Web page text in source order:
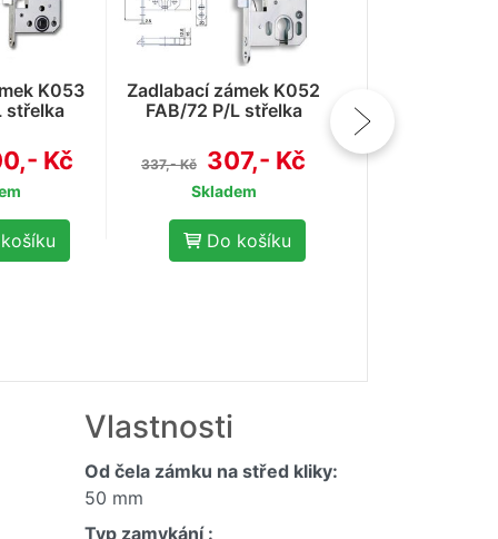
K053
střelka
Kč
Zadlabací zámek K052
FAB/72 P/L střelka
337,- Kč 307,- Kč
Do košíku
Skladem
Vlastnosti
Od čela zámku na střed kliky:
50 mm
Typ zamykání :